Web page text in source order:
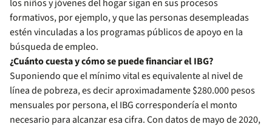
los niños y jóvenes del hogar sigan en sus procesos
formativos, por ejemplo, y que las personas desempleadas
estén vinculadas a los programas públicos de apoyo en la
búsqueda de empleo.
¿Cuánto cuesta y cómo se puede financiar el IBG?
Suponiendo que el mínimo vital es equivalente al nivel de
línea de pobreza, es decir aproximadamente $280.000 pesos
mensuales por persona, el IBG correspondería el monto
necesario para alcanzar esa cifra. Con datos de mayo de 2020,